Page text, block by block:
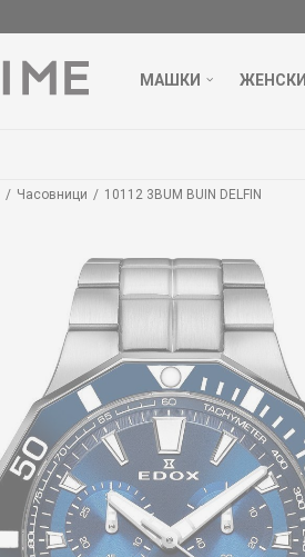
МАШКИ ЖЕНСКИ
Часовници 10112 3BUM BUIN DELFIN